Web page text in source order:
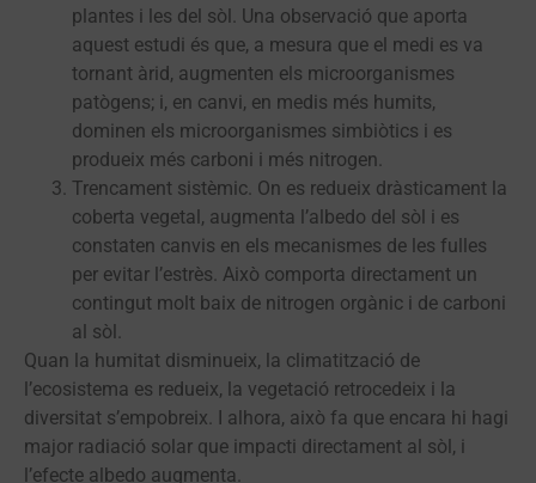
plantes i les del sòl. Una observació que aporta
aquest estudi és que, a mesura que el medi es va
tornant àrid, augmenten els microorganismes
patògens; i, en canvi, en medis més humits,
dominen els microorganismes simbiòtics i es
produeix més carboni i més nitrogen.
Trencament sistèmic. On es redueix dràsticament la
coberta vegetal, augmenta l’albedo del sòl i es
constaten canvis en els mecanismes de les fulles
per evitar l’estrès. Això comporta directament un
contingut molt baix de nitrogen orgànic i de carboni
al sòl.
Quan la humitat disminueix, la climatització de
l’ecosistema es redueix, la vegetació retrocedeix i la
diversitat s’empobreix. I alhora, això fa que encara hi hagi
major radiació solar que impacti directament al sòl, i
l’efecte albedo augmenta.